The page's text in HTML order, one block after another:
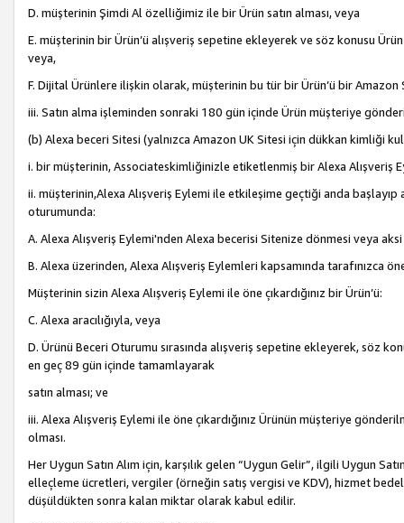
D. müşterinin Şimdi Al özelliğimiz ile bir Ürün satın alması, veya
E. müşterinin bir Ürün’ü alışveriş sepetine ekleyerek ve söz konusu
veya,
F. Dijital Ürünlere ilişkin olarak, müşterinin bu tür bir Ürün’ü bir Amazon
iii. Satın alma işleminden sonraki 180 gün içinde Ürün müşteriye
(b) Alexa beceri Sitesi (yalnızca Amazon UK Sitesi için dükkan kimliği
i. bir müşterinin, Associateskimliğinizle etiketlenmiş bir Alexa Alışveriş
ii. müşterinin,Alexa Alışveriş Eylemi ile etkileşime geçtiği anda
oturumunda:
A. Alexa Alışveriş Eylemi'nden Alexa becerisi Sitenize dönmesi veya
B. Alexa üzerinden, Alexa Alışveriş Eylemleri kapsamında tarafınızca
Müşterinin sizin Alexa Alışveriş Eylemi ile öne çıkardığınız bir Ürün’ü:
C. Alexa aracılığıyla, veya
D. Ürünü Beceri Oturumu sırasında alışveriş sepetine ekleyerek, söz
en geç 89 gün içinde tamamlayarak
satın alması; ve
iii. Alexa Alışveriş Eylemi ile öne çıkardığınız Ürünün müşteriye
olması.
Her Uygun Satın Alım için, karşılık gelen “Uygun Gelir”, ilgili Uygun
elleçleme ücretleri, vergiler (örneğin satış vergisi ve KDV), hizmet
düşüldükten sonra kalan miktar olarak kabul edilir.